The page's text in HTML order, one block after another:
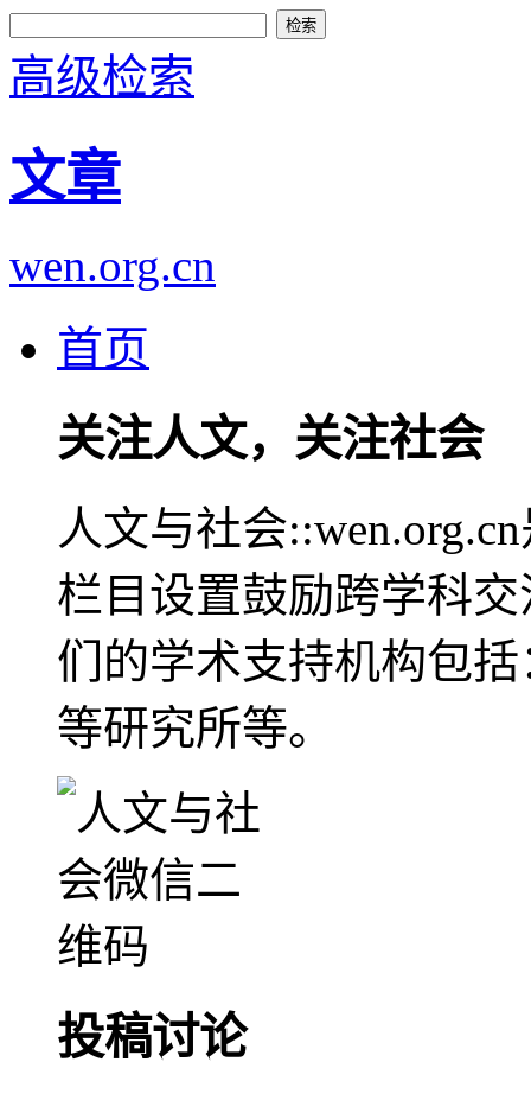
高级检索
文章
wen.org.cn
首页
关注人文，关注社会
人文与社会
栏目设置鼓励跨学科
们的学术支持机构包
等研究所等。
投稿讨论